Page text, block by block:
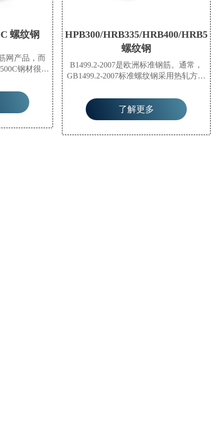
螺纹钢
网产品，而
钢材很少
替B500C，
成本开销。
HPB300/HRB335/HRB400/HRB500
螺纹钢
B1499.2-2007是欧洲标准钢筋。通常，
GB1499.2-2007标准螺纹钢采用热轧方法
类型。它们的直径从6毫米到50毫米不
等，长度常见为9米和12米。
了解更多